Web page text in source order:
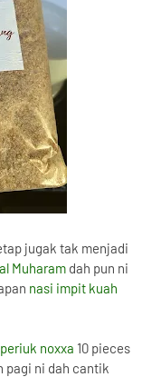
jugak tak menjadi
Muharam dah pun ni
nasi impit kuah
periuk noxxa 10 pieces
pagi ni dah cantik